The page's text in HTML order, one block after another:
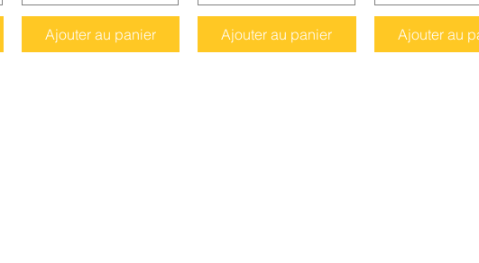
Ajouter au panier Ajouter au panier Ajouter au